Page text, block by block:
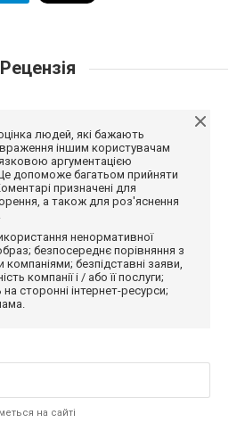
Рецензія
людей, які бажають
іншим користувачам
аргументацією
допоможе багатьом прийняти
призначені для
а також для роз'яснення
ненормативної
безпосереднє порівняння з
безпідставні заяви,
компанії і / або її послуги;
сторонні інтернет-ресурси;
на сайті